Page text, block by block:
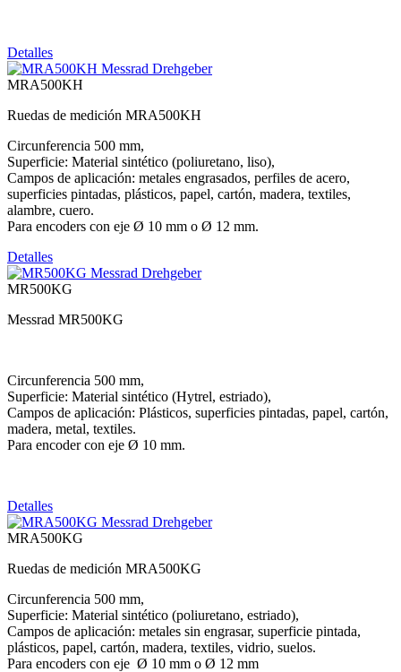
Detalles
MRA500KH
Ruedas de medición MRA500KH
Circunferencia 500 mm,
Superficie: Material sintético (poliuretano, liso),
Campos de aplicación: metales engrasados, perfiles de acero,
superficies pintadas, plásticos, papel, cartón, madera, textiles,
alambre, cuero.
Para encoders con eje Ø 10 mm o Ø 12 mm.
Detalles
MR500KG
Messrad MR500KG
Circunferencia 500 mm,
Superficie: Material sintético (Hytrel, estriado),
Campos de aplicación: Plásticos, superficies pintadas, papel, cartón,
madera, metal, textiles.
Para encoder con eje Ø 10 mm.
Detalles
MRA500KG
Ruedas de medición MRA500KG
Circunferencia 500 mm,
Superficie: Material sintético (poliuretano, estriado),
Campos de aplicación: metales sin engrasar, superficie pintada,
plásticos, papel, cartón, madera, textiles, vidrio, suelos.
Para encoders con eje Ø 10 mm o Ø 12 mm